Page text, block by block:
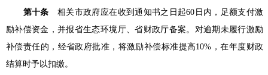
第十条 相关市政府应在收到通知书之日起60日内，足额支付激
励补偿资金，并报省生态环境厅、省财政厅备案。对逾期未履行激励
补偿责任的，经省政府批准，将激励补偿标准提高10%，在年度财政
结算时予以扣缴。